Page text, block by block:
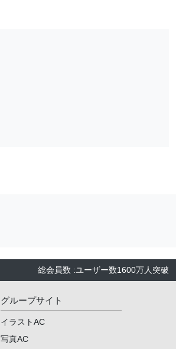
総会員数 :ユーザー数1600万人突破
グループサイト
イラストAC
写真AC